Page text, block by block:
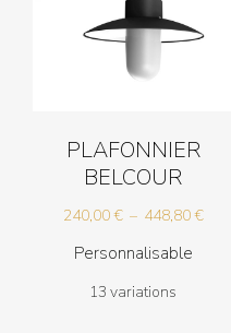
PLAFONNIER
BELCOUR
240,00€ – 448,80€Plage
Personnalisable
13 variations